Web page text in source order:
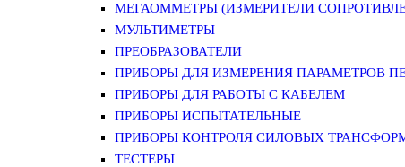
МЕГАОММЕТРЫ (ИЗМЕРИТЕЛИ
МУЛЬТИМЕТРЫ
ПРЕОБРАЗОВАТЕЛИ
ПРИБОРЫ ДЛЯ ИЗМЕРЕНИЯ ПАРАМЕТРОВ
ПРИБОРЫ ДЛЯ РАБОТЫ С КАБЕЛЕМ
ПРИБОРЫ ИСПЫТАТЕЛЬНЫЕ
ПРИБОРЫ КОНТРОЛЯ СИЛОВЫХ
ТЕСТЕРЫ